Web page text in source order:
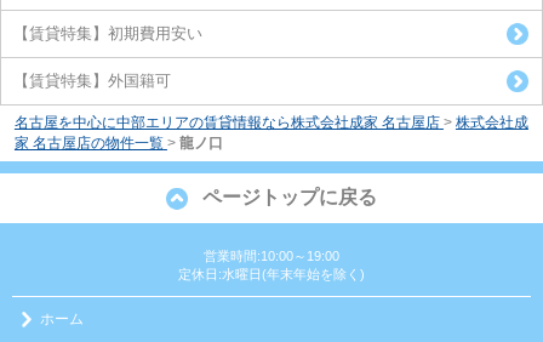
【賃貸特集】初期費用安い
【賃貸特集】外国籍可
名古屋を中心に中部エリアの賃貸情報なら株式会社成家 名古屋店 > 株式会社成
家 名古屋店の物件一覧 > 龍ノ口
ページトップに戻る
営業時間:10:00～19:00
定休日:水曜日(年末年始を除く)
ホーム